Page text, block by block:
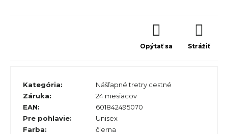
Kategória:
Nášľapné tretry cestné
Záruka:
24 mesiacov
EAN:
601842495070
Pre pohlavie:
Unisex
Farba:
čierna
Opýtať sa Strážiť